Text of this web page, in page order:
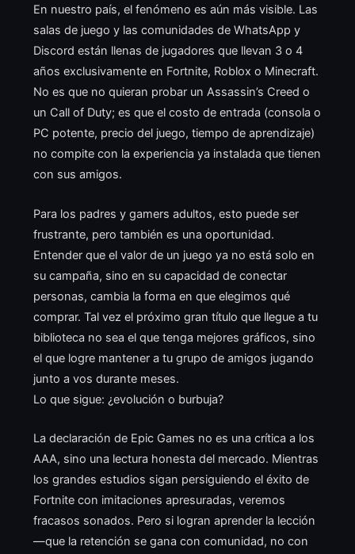
En nuestro país, el fenómeno es aún más visible. Las
salas de juego y las comunidades de WhatsApp y
Discord están llenas de jugadores que llevan 3 o 4
años exclusivamente en Fortnite, Roblox o Minecraft.
No es que no quieran probar un Assassin’s Creed o
un Call of Duty; es que el costo de entrada (consola o
PC potente, precio del juego, tiempo de aprendizaje)
no compite con la experiencia ya instalada que tienen
con sus amigos.
Para los padres y gamers adultos, esto puede ser
frustrante, pero también es una oportunidad.
Entender que el valor de un juego ya no está solo en
su campaña, sino en su capacidad de conectar
personas, cambia la forma en que elegimos qué
comprar. Tal vez el próximo gran título que llegue a tu
biblioteca no sea el que tenga mejores gráficos, sino
el que logre mantener a tu grupo de amigos jugando
junto a vos durante meses.
Lo que sigue: ¿evolución o burbuja?
La declaración de Epic Games no es una crítica a los
AAA, sino una lectura honesta del mercado. Mientras
los grandes estudios sigan persiguiendo el éxito de
Fortnite con imitaciones apresuradas, veremos
fracasos sonados. Pero si logran aprender la lección
—que la retención se gana con comunidad, no con